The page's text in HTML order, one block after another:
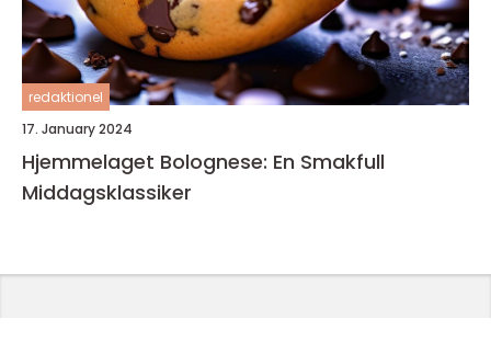
redaktionel
17. January 2024
Hjemmelaget Bolognese: En Smakfull
Middagsklassiker